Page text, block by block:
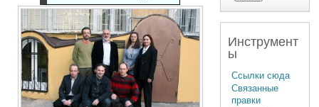
Инструмент
ы
Ссылки сюда
Связанные
правки